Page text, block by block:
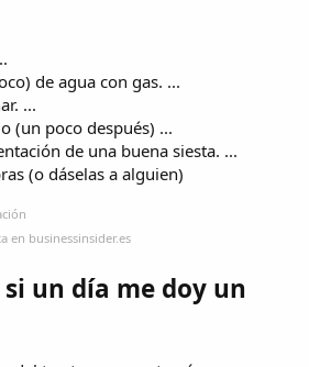
de agua con gas. ...
...
(un poco después) ...
de una buena siesta. ...
(o dáselas a alguien)
en businessinsider.es
si un día me doy un